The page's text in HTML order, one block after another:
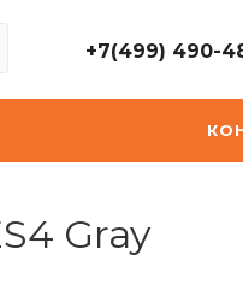
+7(499) 490-
Gray